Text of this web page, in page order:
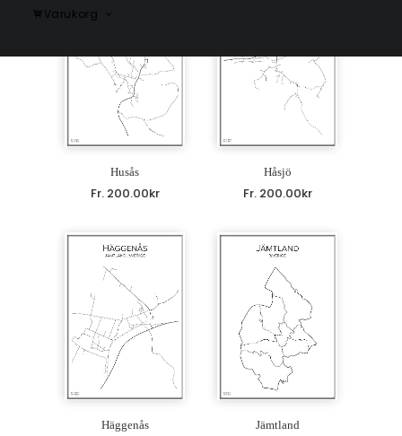
Varukorg
Husås
Fr. 200.00kr
Håsjö
Fr. 200.00kr
Häggenås Jämtland